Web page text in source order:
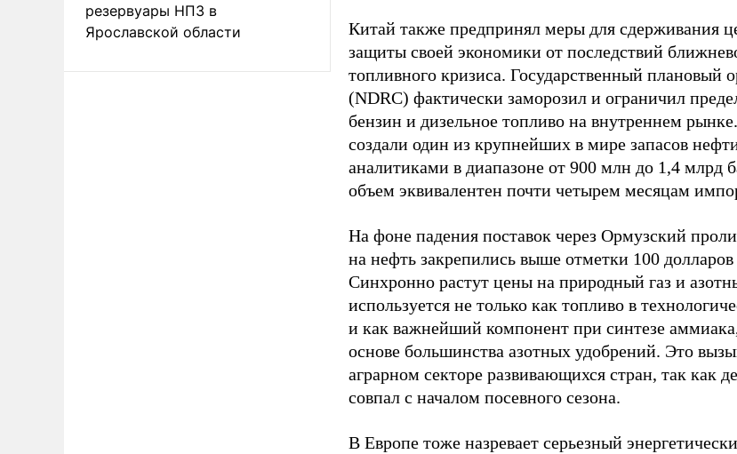
резервуары НПЗ в
Ярославской области
Китай также предпринял меры для сдерживания
защиты своей экономики от последствий
топливного кризиса. Государственный плановый
(NDRC) фактически заморозил и ограничил
бензин и дизельное топливо на внутреннем
создали один из крупнейших в мире запасов
аналитиками в диапазоне от 900 млн до 1,4 млрд
объем эквивалентен почти четырем месяцам
На фоне падения поставок через Ормузский
на нефть закрепились выше отметки 100 долларов
Синхронно растут цены на природный газ и
используется не только как топливо в
и как важнейший компонент при синтезе
основе большинства азотных удобрений. Это
аграрном секторе развивающихся стран, так как
совпал с началом посевного сезона.
В Европе тоже назревает серьезный